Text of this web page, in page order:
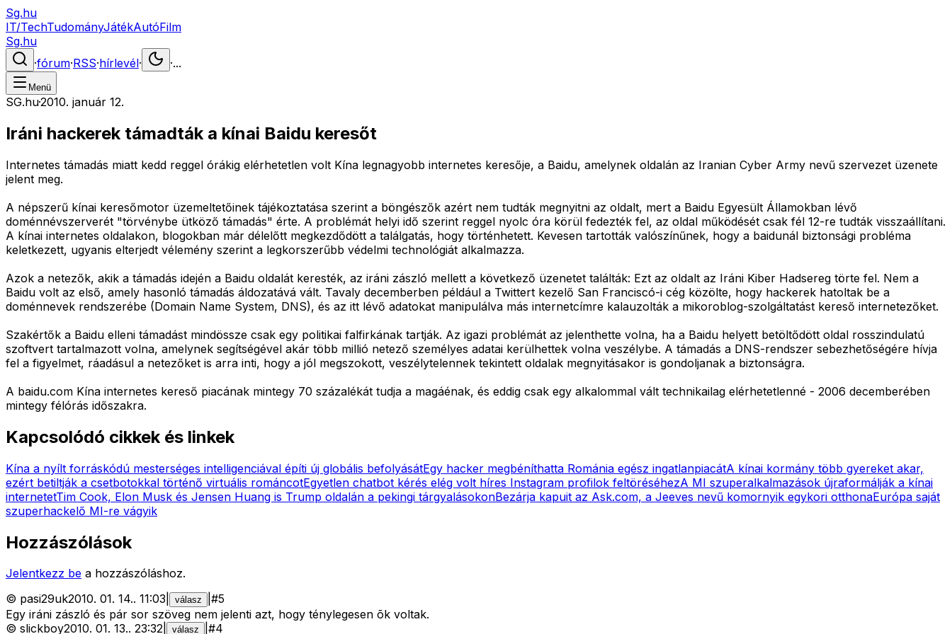
Sg.hu
IT/TechTudományJátékAutóFilm
Sg.hu
·fórum·RSS·hírlevél· ·...
Menü
SG.hu·2010. január 12.
Iráni hackerek támadták a kínai Baidu keresőt
Internetes támadás miatt kedd reggel órákig elérhetetlen volt Kína legnagyobb internetes keresője, a Baidu, amelynek oldalán az Iranian Cyber Army nevű szervezet üzenete
jelent meg.
A népszerű kínai keresőmotor üzemeltetőinek tájékoztatása szerint a böngészők azért nem tudták megnyitni az oldalt, mert a Baidu Egyesült Államokban lévő
doménnévszerverét "törvénybe ütköző támadás" érte. A problémát helyi idő szerint reggel nyolc óra körül fedezték fel, az oldal működését csak fél 12-re tudták visszaállítani.
A kínai internetes oldalakon, blogokban már délelőtt megkezdődött a találgatás, hogy történhetett. Kevesen tartották valószínűnek, hogy a baidunál biztonsági probléma
keletkezett, ugyanis elterjedt vélemény szerint a legkorszerűbb védelmi technológiát alkalmazza.
Azok a netezők, akik a támadás idején a Baidu oldalát keresték, az iráni zászló mellett a következő üzenetet találták: Ezt az oldalt az Iráni Kiber Hadsereg törte fel. Nem a
Baidu volt az első, amely hasonló támadás áldozatává vált. Tavaly decemberben például a Twittert kezelő San Franciscó-i cég közölte, hogy hackerek hatoltak be a
doménnevek rendszerébe (Domain Name System, DNS), és az itt lévő adatokat manipulálva más internetcímre kalauzolták a mikoroblog-szolgáltatást kereső internetezőket.
Szakértők a Baidu elleni támadást mindössze csak egy politikai falfirkának tartják. Az igazi problémát az jelenthette volna, ha a Baidu helyett betöltődött oldal rosszindulatú
szoftvert tartalmazott volna, amelynek segítségével akár több millió netező személyes adatai kerülhettek volna veszélybe. A támadás a DNS-rendszer sebezhetőségére hívja
fel a figyelmet, ráadásul a netezőket is arra inti, hogy a jól megszokott, veszélytelennek tekintett oldalak megnyitásakor is gondoljanak a biztonságra.
A baidu.com Kína internetes kereső piacának mintegy 70 százalékát tudja a magáénak, és eddig csak egy alkalommal vált technikailag elérhetetlenné - 2006 decemberében
mintegy félórás időszakra.
Kapcsolódó cikkek és linkek
Kína a nyílt forráskódú mesterséges intelligenciával építi új globális befolyásátEgy hacker megbéníthatta Románia egész ingatlanpiacátA kínai kormány több gyereket akar,
ezért betiltják a csetbotokkal történő virtuális románcotEgyetlen chatbot kérés elég volt híres Instagram profilok feltöréséhezA MI szuperalkalmazások újraformálják a kínai
internetetTim Cook, Elon Musk és Jensen Huang is Trump oldalán a pekingi tárgyalásokonBezárja kapuit az Ask.com, a Jeeves nevű komornyik egykori otthonaEurópa saját
szuperhackelő MI-re vágyik
Hozzászólások
Jelentkezz be a hozzászóláshoz.
© pasi29uk2010. 01. 14.. 11:03 válasz #5
Egy iráni zászló és pár sor szöveg nem jelenti azt, hogy ténylegesen õk voltak.
© slickboy2010. 01. 13.. 23:32 válasz #4